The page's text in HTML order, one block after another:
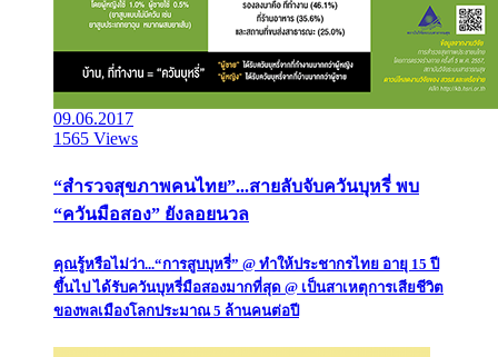
09.06.2017
1565 Views
“สำรวจสุขภาพคนไทย”...สายลับจับควันบุหรี่ พบ
“ควันมือสอง” ยังลอยนวล
คุณรู้หรือไม่ว่า...“การสูบบุหรี่” @ ทำให้ประชากรไทย อายุ 15 ปี
ขึ้นไป ได้รับควันบุหรี่มือสองมากที่สุด @ เป็นสาเหตุการเสียชีวิต
ของพลเมืองโลกประมาณ 5 ล้านคนต่อปี